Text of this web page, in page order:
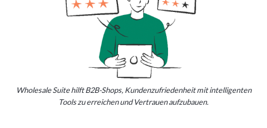
Wholesale Suite hilft B2B-Shops, Kundenzufriedenheit mit intelligenten
Tools zu erreichen und Vertrauen aufzubauen.